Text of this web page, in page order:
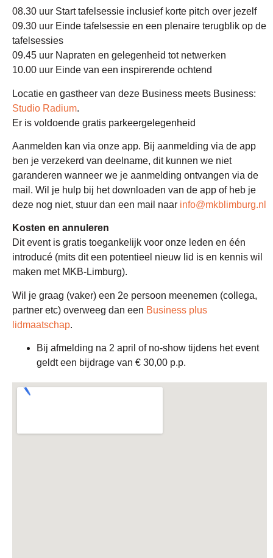
08.30 uur Start tafelsessie inclusief korte pitch over jezelf
09.30 uur Einde tafelsessie en een plenaire terugblik op de
tafelsessies
09.45 uur Napraten en gelegenheid tot netwerken
10.00 uur Einde van een inspirerende ochtend
Locatie en gastheer van deze Business meets Business:
Studio Radium.
Er is voldoende gratis parkeergelegenheid
Aanmelden kan via onze app. Bij aanmelding via de app
ben je verzekerd van deelname, dit kunnen we niet
garanderen wanneer we je aanmelding ontvangen via de
mail. Wil je hulp bij het downloaden van de app of heb je
deze nog niet, stuur dan een mail naar info@mkblimburg.nl
Kosten en annuleren
Dit event is gratis toegankelijk voor onze leden en één
introducé (mits dit een potentieel nieuw lid is en kennis wil
maken met MKB-Limburg).
Wil je graag (vaker) een 2e persoon meenemen (collega,
partner etc) overweeg dan een Business plus
lidmaatschap.
Bij afmelding na 2 april of no-show tijdens het event
geldt een bijdrage van € 30,00 p.p.